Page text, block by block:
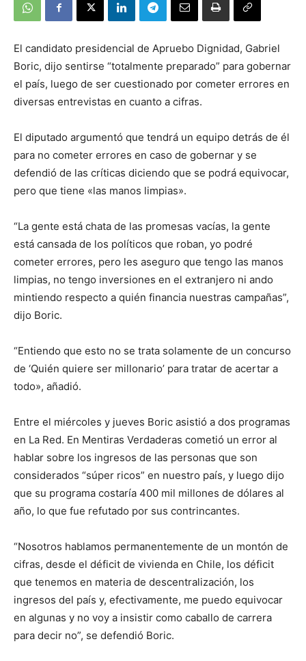
El candidato presidencial de Apruebo Dignidad, Gabriel
Boric, dijo sentirse “totalmente preparado” para gobernar
el país, luego de ser cuestionado por cometer errores en
diversas entrevistas en cuanto a cifras.
El diputado argumentó que tendrá un equipo detrás de él
para no cometer errores en caso de gobernar y se
defendió de las críticas diciendo que se podrá equivocar,
pero que tiene «las manos limpias».
“La gente está chata de las promesas vacías, la gente
está cansada de los políticos que roban, yo podré
cometer errores, pero les aseguro que tengo las manos
limpias, no tengo inversiones en el extranjero ni ando
mintiendo respecto a quién financia nuestras campañas”,
dijo Boric.
“Entiendo que esto no se trata solamente de un concurso
de ‘Quién quiere ser millonario’ para tratar de acertar a
todo», añadió.
Entre el miércoles y jueves Boric asistió a dos programas
en La Red. En Mentiras Verdaderas cometió un error al
hablar sobre los ingresos de las personas que son
considerados “súper ricos” en nuestro país, y luego dijo
que su programa costaría 400 mil millones de dólares al
año, lo que fue refutado por sus contrincantes.
“Nosotros hablamos permanentemente de un montón de
cifras, desde el déficit de vivienda en Chile, los déficit
que tenemos en materia de descentralización, los
ingresos del país y, efectivamente, me puedo equivocar
en algunas y no voy a insistir como caballo de carrera
para decir no”, se defendió Boric.